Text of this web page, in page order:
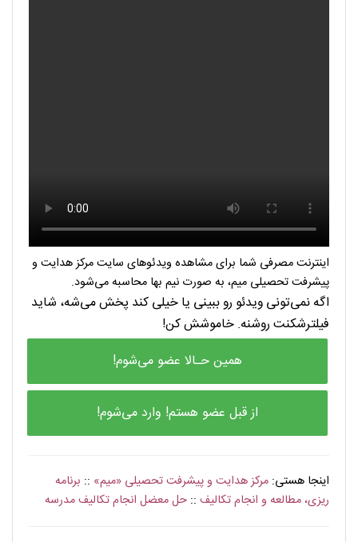
اینترنت مصرفی شما برای مشاهده ویدئوهای سایت مرکز هدایت و
پیشرفت تحصیلی میم، به صورت نیم بها محاسبه می‌شود.
اگه نمی‌تونی ویدئو رو ببینی یا خیلی کند پخش می‌شه، شاید
فیلترشکنت روشنه. خاموشش کن!
همین حـالا عضو می‌شوم!
از قبل عضو هستم! وارد می‌شوم!
اینجا هستی: مرکز هدایت و پیشرفت تحصیلی «میم» :: برنامه
ریزی، مطالعه و انجام تکالیف :: حل معضل انجام تکالیف مدرسه